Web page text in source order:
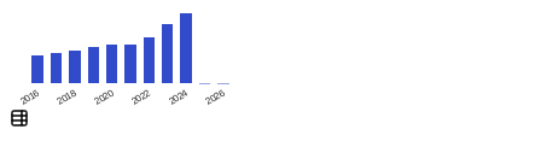
2016 2018 2020 2022 2024 2026